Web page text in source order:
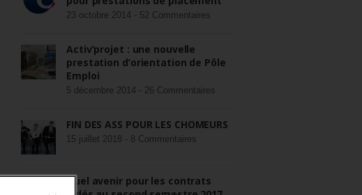
23 octobre 2014 - 52 Commentaires
Activ’projet : une nouvelle
prestation d’orientation de Pôle
Emploi
5 décembre 2014 - 26 Commentaires
FIN DES ASS POUR LES CHÔMEURS
15 juillet 2018 - 8 Commentaires
Quel avenir pour les contrats